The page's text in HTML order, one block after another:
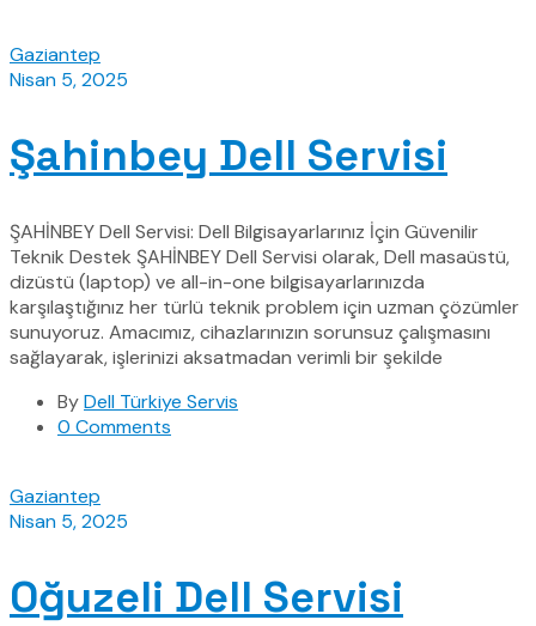
Gaziantep
Nisan 5, 2025
Şahinbey Dell Servisi
ŞAHİNBEY Dell Servisi: Dell Bilgisayarlarınız İçin Güvenilir
Teknik Destek ŞAHİNBEY Dell Servisi olarak, Dell masaüstü,
dizüstü (laptop) ve all-in-one bilgisayarlarınızda
karşılaştığınız her türlü teknik problem için uzman çözümler
sunuyoruz. Amacımız, cihazlarınızın sorunsuz çalışmasını
sağlayarak, işlerinizi aksatmadan verimli bir şekilde
ByDell Türkiye Servis
0 Comments
Gaziantep
Nisan 5, 2025
Oğuzeli Dell Servisi